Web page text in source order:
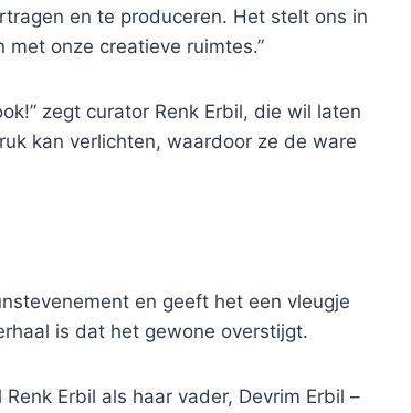
en te produceren. Het stelt ons in
onze creatieve ruimtes.”
zegt curator Renk Erbil, die wil laten
kan verlichten, waardoor ze de ware
en geeft het een vleugje
is dat het gewone overstijgt.
Erbil als haar vader, Devrim Erbil –